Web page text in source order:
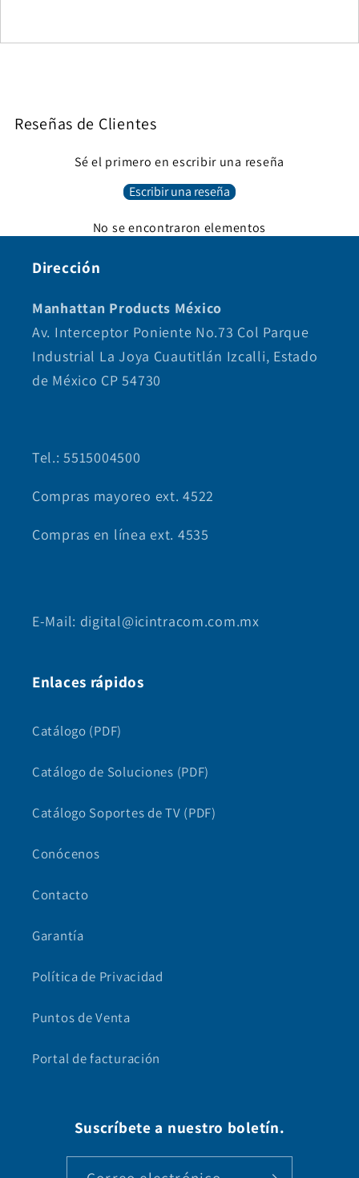
Reseñas de Clientes
Sé el primero en escribir una reseña
Escribir una reseña
No se encontraron elementos
Dirección
Manhattan Products México
Av. Interceptor Poniente No.73 Col Parque
Industrial La Joya Cuautitlán Izcalli, Estado
de México CP 54730
Tel.: 5515004500
Compras mayoreo ext. 4522
Compras en línea ext. 4535
E-Mail: digital@icintracom.com.mx
Enlaces rápidos
Catálogo (PDF)
Catálogo de Soluciones (PDF)
Catálogo Soportes de TV (PDF)
Conócenos
Contacto
Garantía
Política de Privacidad
Puntos de Venta
Portal de facturación
Suscríbete a nuestro boletín.